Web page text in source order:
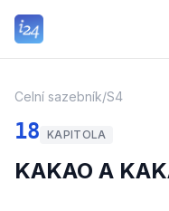
Celní sazebník/S4
18 KAPITOLA
KAKAO A